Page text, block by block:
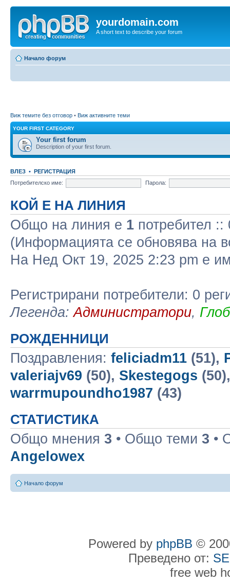
yourdomain.com
A short text to describe your forum
Начало форум
Виж темите без отговор • Виж активните теми
YOUR FIRST CATEGORY
Your first forum
Description of your first forum.
ВЛЕЗ • РЕГИСТРАЦИЯ
Потребителско име:
Парола:
КОЙ Е НА ЛИНИЯ
Общо на линия e 1 потребител ::
(Информацията се обновява на
На Нед Окт 19, 2025 2:23 pm е
Регистрирани потребители: 0
Легенда:Администратори,
РОЖДЕННИЦИ
Поздравления: feliciadm11 (51),
valeriajv69 (50), Skestegogs
warrmupoundho1987 (43)
СТАТИСТИКА
Общо мнения 3 • Общо теми 3 •
Angelowex
Начало форум
Powered by phpBB ©
Преведено от:
free web